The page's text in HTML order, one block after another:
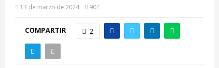
13 de marzo de 2024 904
COMPARTIR 2